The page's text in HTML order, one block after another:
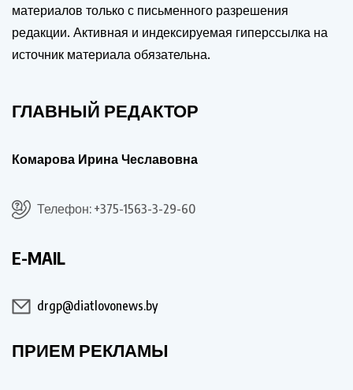
материалов только с письменного разрешения
редакции. Активная и индексируемая гиперссылка на
источник материала обязательна.
ГЛАВНЫЙ РЕДАКТОР
Комарова Ирина Чеславовна
Телефон: +375-1563-3-29-60
E-MAIL
drgp@diatlovonews.by
ПРИЕМ РЕКЛАМЫ